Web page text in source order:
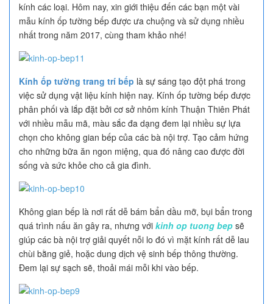
kính các loại. Hôm nay, xin giới thiệu đến các bạn một vài
mẫu kính ốp tường bếp được ưa chuộng và sử dụng nhiều
nhất trong năm 2017, cùng tham khảo nhé!
Kính ốp tường trang trí bếp là sự sáng tạo đột phá trong
việc sử dụng vật liệu kính hiện nay. Kính ốp tường bếp được
phân phối và lắp đặt bởi cơ sở nhôm kính Thuận Thiên Phát
với nhiều mẫu mã, màu sắc đa dạng đem lại nhiều sự lựa
chọn cho không gian bếp của các bà nội trợ. Tạo cảm hứng
cho những bữa ăn ngon miệng, qua đó nâng cao được đời
sống và sức khỏe cho cả gia đình.
Không gian bếp là nơi rất dễ bám bẩn dầu mỡ, bụi bẩn trong
quá trình nấu ăn gây ra, nhưng với kinh op tuong bep sẽ
giúp các bà nội trợ giải quyết nỗi lo đó vì mặt kính rất dễ lau
chùi bằng giẻ, hoặc dung dịch vệ sinh bếp thông thường.
Đem lại sự sạch sẽ, thoải mái mỗi khi vào bếp.